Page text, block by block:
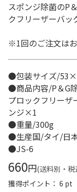
スポンジ除菌のP
クフリーザーバッ
※1回のご注文は
●包装サイズ/
●商品内容/P＆G
プロックフリー
ンジ×1
●重量/300g
●生産国/タイ/日
●JS-6
660円(送料別・税
獲得ポイント： 6 pt